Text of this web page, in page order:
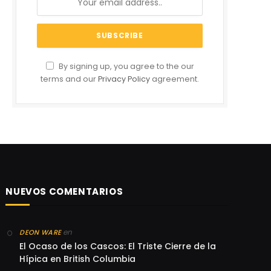
By signing up, you agree to the our
terms and ourPrivacy Policy agreement.
NUEVOS COMENTARIOS
DEON WAREen
El Ocaso de los Cascos: El Triste Cierre de la
Hípica en British Columbia